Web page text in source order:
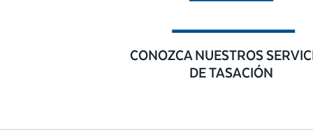
CONOZCA NUESTROS
DE TASACIÓN